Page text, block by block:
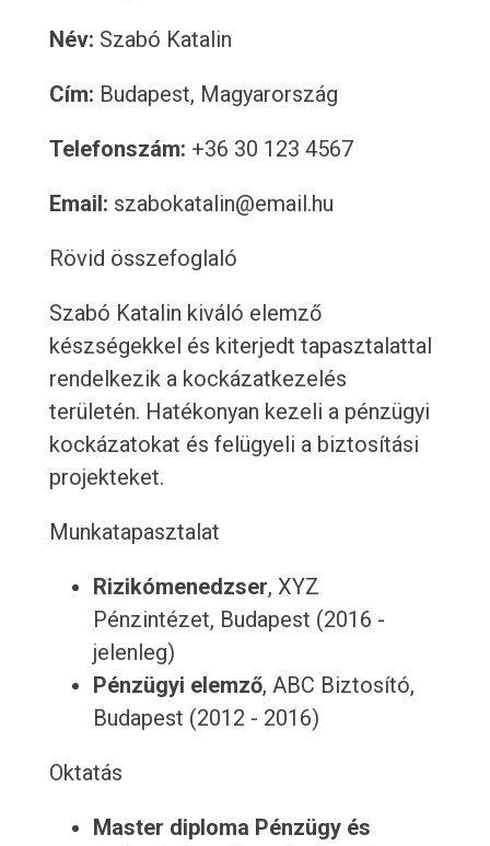
Név: Szabó Katalin
Cím: Budapest, Magyarország
Telefonszám: +36 30 123 4567
Email: szabokatalin@email.hu
Rövid összefoglaló
Szabó Katalin kiváló elemző
készségekkel és kiterjedt tapasztalattal
rendelkezik a kockázatkezelés
területén. Hatékonyan kezeli a pénzügyi
kockázatokat és felügyeli a biztosítási
projekteket.
Munkatapasztalat
Rizikómenedzser, XYZ
Pénzintézet, Budapest (2016 -
jelenleg)
Pénzügyi elemző, ABC Biztosító,
Budapest (2012 - 2016)
Oktatás
Master diploma Pénzügy és